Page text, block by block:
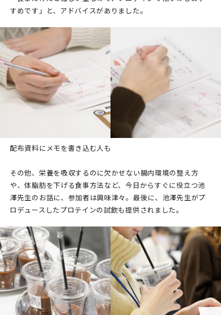
すめです」と、アドバイスがありました。
配布資料にメモを書き込む人も
その他、栄養を吸収するのに欠かせない腸内環境の整え方
や、体脂肪を下げる食事方法など、今日からすぐに役立つ池
澤先生のお話に、参加者は興味津々。最後に、池澤先生がプ
ロデュースしたプロテインの試飲も提供されました。